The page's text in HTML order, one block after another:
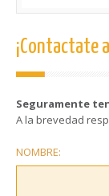
¡Contactate
Seguramente
A la brevedad
NOMBRE: